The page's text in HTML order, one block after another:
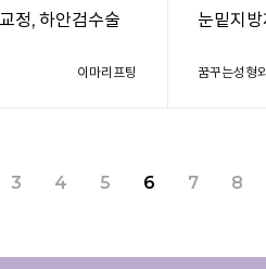
정, 하안검수술
이마리프팅
눈밑지방
꿈꾸는성형
3 4 5 6 7 8